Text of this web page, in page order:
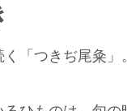
「つきぢ尾粂」。